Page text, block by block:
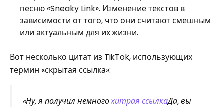
песню «Sneaky Link». Изменение текстов в
зависимости от того, что они считают смешным
или актуальным для их жизни.
Вот несколько цитат из TikTok, использующих
термин «скрытая ссылка»:
«Ну, я получил немногохитрая ссылкаДа, вы